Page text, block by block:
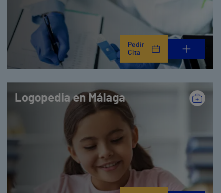
Pedir
Cita
Logopedia en Málaga